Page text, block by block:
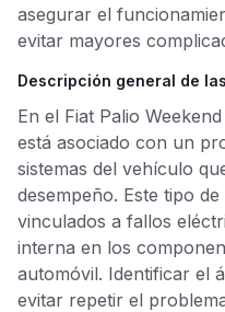
asegurar el
evitar mayores
Descripción general de
En el Fiat Palio
está asociado con un
sistemas del vehículo
desempeño. Este tipo
vinculados a fallos
interna en los
automóvil. Identificar el
evitar repetir el